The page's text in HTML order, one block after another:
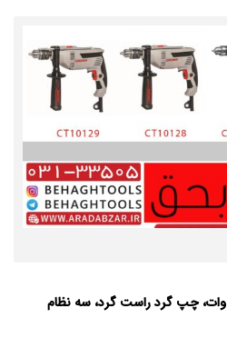
وات، چپ گرد راست گرد، سه نظام